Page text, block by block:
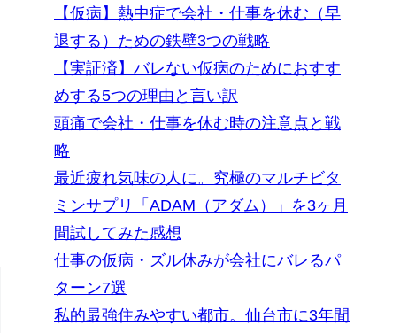
【仮病】熱中症で会社・仕事を休む（早
退する）ための鉄壁3つの戦略
【実証済】バレない仮病のためにおすす
めする5つの理由と言い訳
頭痛で会社・仕事を休む時の注意点と戦
略
最近疲れ気味の人に。究極のマルチビタ
ミンサプリ「ADAM（アダム）」を3ヶ月
間試してみた感想
仕事の仮病・ズル休みが会社にバレるパ
ターン7選
私的最強住みやすい都市。仙台市に3年間